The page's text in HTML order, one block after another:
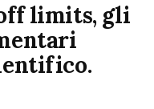
limits, gli